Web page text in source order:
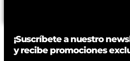
¡Suscríbete a nuestro
y recibe promociones